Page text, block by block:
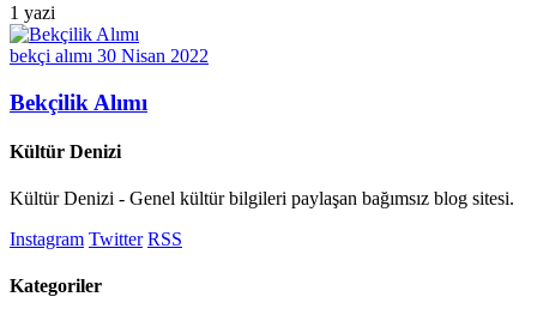
1 yazi
bekçi alımı 30 Nisan 2022
Bekçilik Alımı
Kültür Denizi
Kültür Denizi - Genel kültür bilgileri paylaşan bağımsız blog sitesi.
Instagram Twitter RSS
Kategoriler